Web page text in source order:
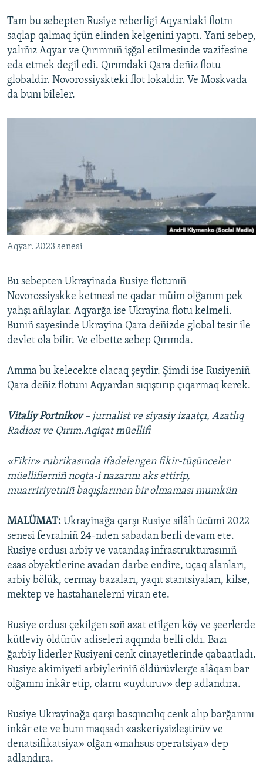
Tam bu sebepten Rusiye reberligi Aqyardaki flotnı
saqlap qalmaq içün elinden kelgenini yaptı. Yani sebep,
yalıñız Aqyar ve Qırımnıñ işğal etilmesinde vazifesine
eda etmek degil edi. Qırımdaki Qara deñiz flotu
globaldir. Novorossiyskteki flot lokaldir. Ve Moskvada
da bunı bileler.
Aqyar. 2023 senesi
Bu sebepten Ukrayinada Rusiye flotunıñ
Novorossiyskke ketmesi ne qadar müim olğanını pek
yahşı añlaylar. Aqyarğa ise Ukrayina flotu kelmeli.
Bunıñ sayesinde Ukrayina Qara deñizde global tesir ile
devlet ola bilir. Ve elbette sebep Qırımda.
Amma bu kelecekte olacaq şeydir. Şimdi ise Rusiyeniñ
Qara deñiz flotunı Aqyardan sıqıştırıp çıqarmaq kerek.
Vitaliy Portnikov– jurnalist ve siyasiy izaatçı, Azatlıq
Radiosı ve Qırım.Aqiqat müellifi
«Fikir» rubrikasında ifadelengen fikir-tüşünceler
müelliflerniñ noqta-i nazarını aks ettirip,
muarririyetniñ baqışlarınen bir olmaması mumkün
MALÜMAT: Ukrayinağa qarşı Rusiye silâlı ücümi 2022
senesi fevralniñ 24-nden sabadan berli devam ete.
Rusiye ordusı arbiy ve vatandaş infrastrukturasınıñ
esas obyektlerine avadan darbe endire, uçaq alanları,
arbiy bölük, cermay bazaları, yaqıt stantsiyaları, kilse,
mektep ve hastahanelerni viran ete.
Rusiye ordusı çekilgen soñ azat etilgen köy ve şeerlerde
kütleviy öldürüv adiseleri aqqında belli oldı. Bazı
ğarbiy liderler Rusiyeni cenk cinayetlerinde qabaatladı.
Rusiye akimiyeti arbiyleriniñ öldürüvlerge alâqası bar
olğanını inkâr etip, olarnı «uyduruv» dep adlandıra.
Rusiye Ukrayinağa qarşı basqıncılıq cenk alıp barğanını
inkâr ete ve bunı maqsadı «askeriysizleştirüv ve
denatsifikatsiya» olğan «mahsus operatsiya» dep
adlandıra.